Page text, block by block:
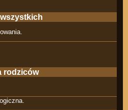
wszystkich
rodziców